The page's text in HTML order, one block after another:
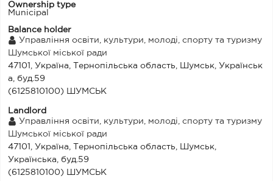
Ownership type
Municipal
Balance holder
Управління освіти, культури, молоді, спорту та туризму
Шумської міської ради
47101, Україна, Тернопільська область, Шумськ, Українськ
а, буд.59
(6125810100) ШУМСЬК
Landlord
Управління освіти, культури, молоді, спорту та туризму
Шумської міської ради
47101, Україна, Тернопільська область, Шумськ,
Українська, буд.59
(6125810100) ШУМСЬК